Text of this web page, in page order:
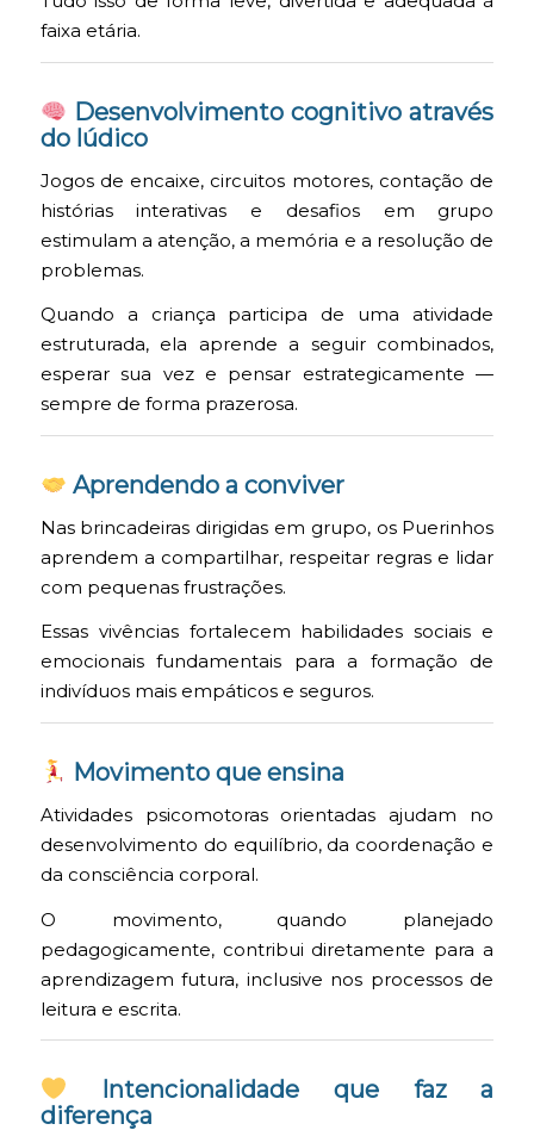
faixa etária.
Desenvolvimento cognitivo através
do lúdico
Jogos de encaixe, circuitos motores, contação de
histórias interativas e desafios em grupo
estimulam a atenção, a memória e a resolução de
problemas.
Quando a criança participa de uma atividade
estruturada, ela aprende a seguir combinados,
esperar sua vez e pensar estrategicamente —
sempre de forma prazerosa.
Aprendendo a conviver
Nas brincadeiras dirigidas em grupo, os Puerinhos
aprendem a compartilhar, respeitar regras e lidar
com pequenas frustrações.
Essas vivências fortalecem habilidades sociais e
emocionais fundamentais para a formação de
indivíduos mais empáticos e seguros.
Movimento que ensina
Atividades psicomotoras orientadas ajudam no
desenvolvimento do equilíbrio, da coordenação e
da consciência corporal.
O movimento, quando planejado
pedagogicamente, contribui diretamente para a
aprendizagem futura, inclusive nos processos de
leitura e escrita.
Intencionalidade que faz a
diferença